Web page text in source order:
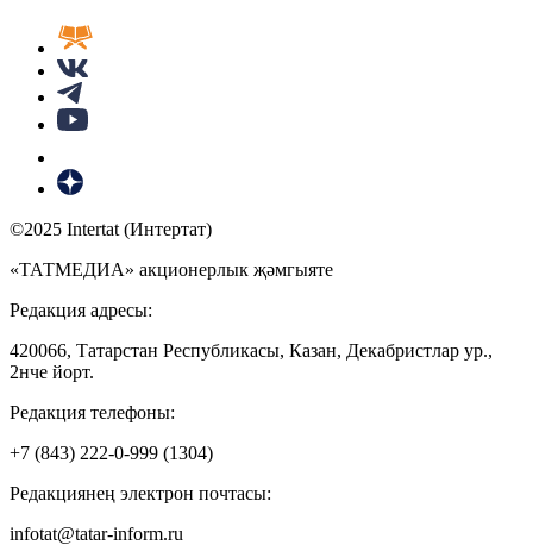
©2025 Intertat (Интертат)
«ТАТМЕДИА» акционерлык җәмгыяте
Редакция адресы:
420066, Татарстан Республикасы, Казан, Декабристлар ур.,
2нче йорт.
Редакция телефоны:
+7 (843) 222-0-999 (1304)
Редакциянең электрон почтасы:
infotat@tatar-inform.ru